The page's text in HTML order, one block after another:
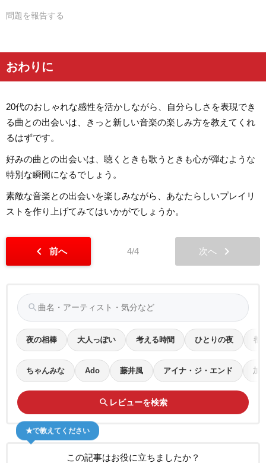
問題を報告する
おわりに
20代のおしゃれな感性を活かしながら、自分らしさを表現でき
る曲との出会いは、きっと新しい音楽の楽しみ方を教えてくれ
るはずです。
好みの曲との出会いは、聴くときも歌うときも心が弾むような
特別な瞬間になるでしょう。
素敵な音楽との出会いを楽しみながら、あなたらしいプレイリ
ストを作り上げてみてはいかがでしょうか。
chevron_left 前へ 4/4 次へ chevron_right
search
夜の相棒 大人っぽい 考える時間 ひとりの夜 都
ちゃんみな Ado 藤井風 アイナ・ジ・エンド 加
search レビューを検索
この記事はお役に立ちましたか？
★で教えてください